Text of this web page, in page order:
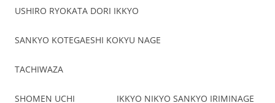
USHIRO RYOKATA DORI IKKYO
SANKYO KOTEGAESHI KOKYU NAGE
TACHIWAZA
SHOMEN UCHI IKKYO NIKYO SANKYO IRIMINAGE